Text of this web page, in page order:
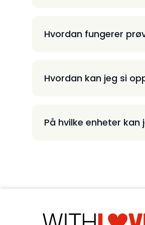
Hvordan fungerer
Hvordan kan jeg si
På hvilke enheter kan